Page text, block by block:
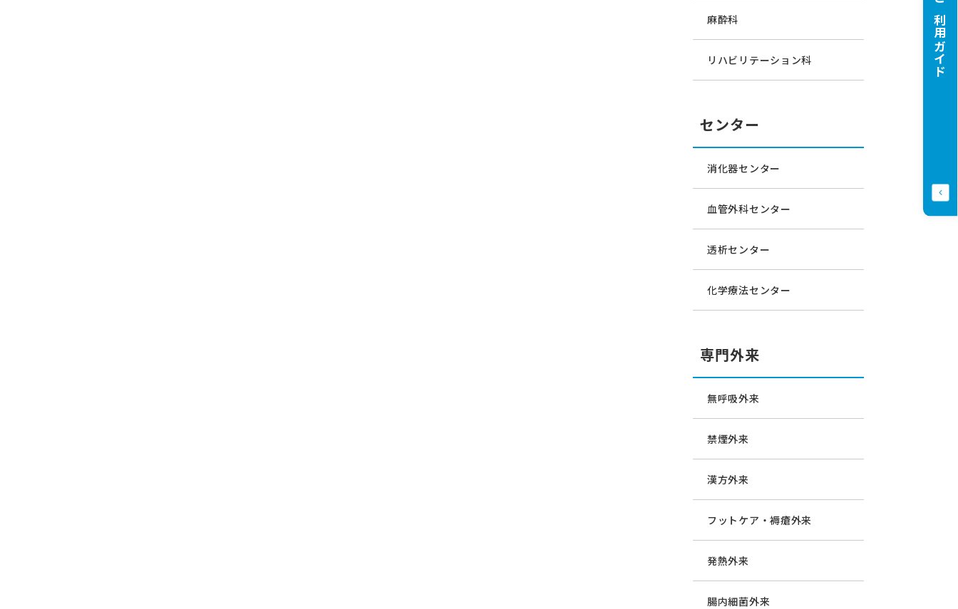
麻酔科
リハビリテーション科
センター
消化器センター
血管外科センター
透析センター
化学療法センター
専門外来
無呼吸外来
禁煙外来
漢方外来
フットケア・褥瘡外来
発熱外来
腸内細菌外来
ご利用ガイド